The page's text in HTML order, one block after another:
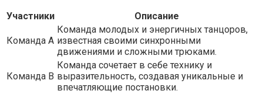
Участники
Описание
Команда A
Команда молодых и энергичных танцоров,
известная своими синхронными
движениями и сложными трюками.
Команда B
Команда сочетает в себе технику и
выразительность, создавая уникальные и
впечатляющие постановки.